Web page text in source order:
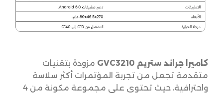
كاميرا جراند ستريم GVC3210
مزودة بتقنيات
متقدمة تجعل من تجربة المؤتمرات أكثر سلاسة
واحترافية، حيث تحتوي على مجموعة مكونة من 4